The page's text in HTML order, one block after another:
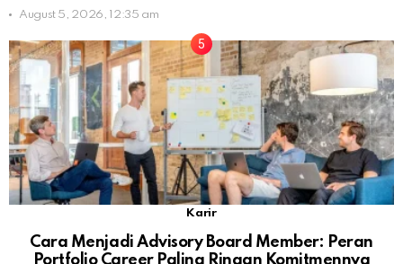
August 5, 2026, 12:35 am
Karir
Cara Menjadi Advisory Board Member: Peran
Portfolio Career Paling Ringan Komitmennya